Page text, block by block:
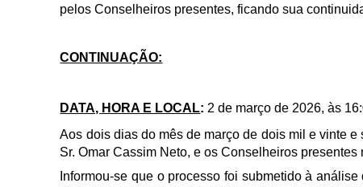
pelos Conselheiros presentes, ficando sua
CONTINUAÇÃO:
DATA, HORA E LOCAL: 2 de março de 2026, às
Aos dois dias do mês de março de dois mil e vinte
Sr. Omar Cassim Neto, e os Conselheiros
Informou-se que o processo foi submetido à